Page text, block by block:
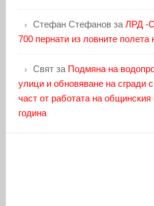
Стефан Стефановза ЛРД -
700 пернати из ловните полета
Святза Подмяна на
улици и обновяване на сгради
част от работата на
година